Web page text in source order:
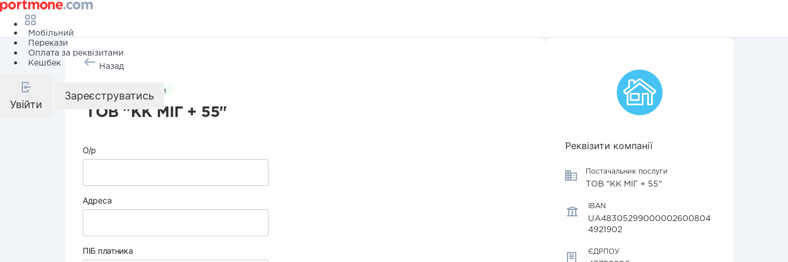
Мобільний
Перекази
Оплата за реквізитами
Кешбек
Увійти
Зареєструватись
Назад
Комунальні послуги
ТОВ "КК МІГ + 55"
О/р
Адреса
ПІБ платника
Реквізити компанії
Постачальник послуги
ТОВ "КК МІГ + 55"
IBAN
UA48305299000002600804
4921902
ЄДРПОУ